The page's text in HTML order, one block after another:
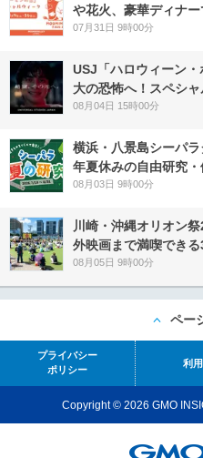
や花火、豪華ディナ
07月31日 9時00分
USJ「ハロウィーン
大の恐怖へ！スペシ
08月04日 15時00分
横浜・八景島シーパ
年夏休みの自由研究
08月03日 9時00分
川崎・沖縄オリオン
外映画まで満喫できる
08月05日 9時00分
ペー
プライバシー
ポリシー
利
Copyright © 2026 GMO